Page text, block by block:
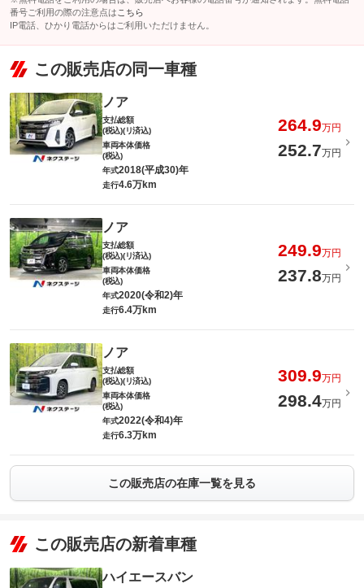
番号ご利用の際の注意点は こちら
IP電話、ひかり電話からはご利用いただけません。
この販売店の同一車種
ノア
支払総額
(税込)(リ済込)
264.9万円
車両本体価格
(税込)
252.7万円
年式2018(平成30)年
走行4.6万km
ノア
支払総額
(税込)(リ済込)
249.9万円
車両本体価格
(税込)
237.8万円
年式2020(令和2)年
走行6.4万km
ノア
支払総額
(税込)(リ済込)
309.9万円
車両本体価格
(税込)
298.4万円
年式2022(令和4)年
走行6.3万km
この販売店の在庫一覧を見る
この販売店の新着車種
ハイエースバン